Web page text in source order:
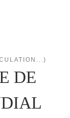
DE